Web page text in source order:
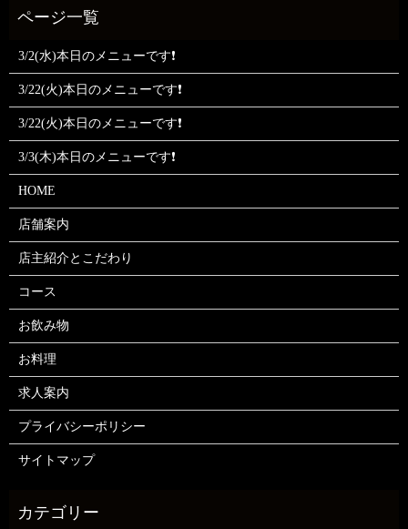
3/2(水)本日のメニューです❗
3/22(火)本日のメニューです❗
3/22(火)本日のメニューです❗
3/3(木)本日のメニューです❗
HOME
店舗案内
店主紹介とこだわり
コース
お飲み物
お料理
求人案内
プライバシーポリシー
サイトマップ